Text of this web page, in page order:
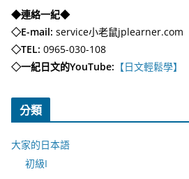
◆連絡一紀◆
◇E-mail: service小老鼠jplearner.com
◇TEL: 0965-030-108
◇一紀日文的YouTube: 【日文輕鬆學】
分類
大家的日本語
初級I